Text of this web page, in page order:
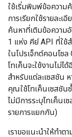
ใช้เริ่มพิมพ์ข้อความ
การเรียกใช้รายละเ
ค้นหาที่เติมข้อความ
1 แห่ง คีย์ API ที่ใช้
ในโปรเจ็กต์คอนโซ
โทเค็นจะใช้งานไม่
สำหรับแต่ละเซสชัน
คุณใช้โทเค็นเซสชันซ้
ไม่มีการระบุโทเค็นเ
รายการแยกกัน)
เราขอแนะนำให้ทำ